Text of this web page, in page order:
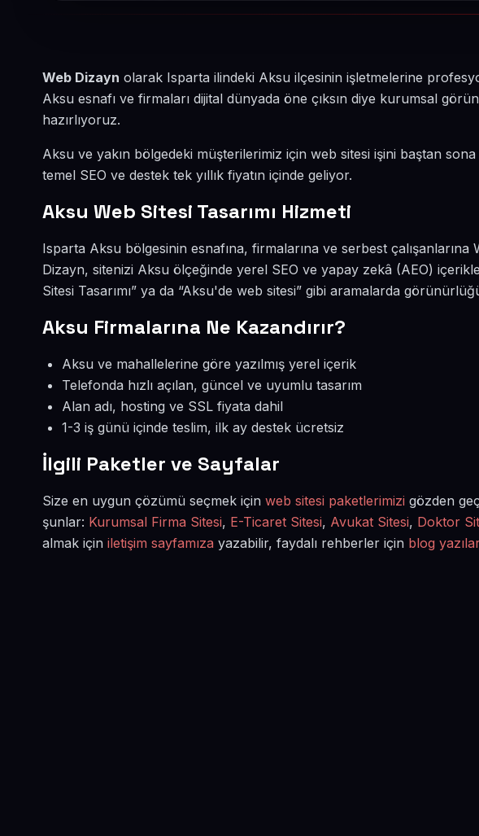
Web Dizayn olarak Isparta ilindeki Aksu ilçesinin işletmelerine
Aksu esnafı ve firmaları dijital dünyada öne çıksın diye kurumsal
hazırlıyoruz.
Aksu ve yakın bölgedeki müşterilerimiz için web sitesi işini baştan
temel SEO ve destek tek yıllık fiyatın içinde geliyor.
Aksu Web Sitesi Tasarımı Hizmeti
Isparta Aksu bölgesinin esnafına, firmalarına ve serbest çalışanlarına
Dizayn, sitenizi Aksu ölçeğinde yerel SEO ve yapay zekâ (AEO)
Sitesi Tasarımı” ya da “Aksu'de web sitesi” gibi aramalarda
Aksu Firmalarına Ne Kazandırır?
Aksu ve mahallelerine göre yazılmış yerel içerik
Telefonda hızlı açılan, güncel ve uyumlu tasarım
Alan adı, hosting ve SSL fiyata dahil
1-3 iş günü içinde teslim, ilk ay destek ücretsiz
İlgili Paketler ve Sayfalar
Size en uygun çözümü seçmek için web sitesi paketlerimizi gözden
şunlar: Kurumsal Firma Sitesi, E-Ticaret Sitesi, Avukat Sitesi, Doktor
almak için iletişim sayfamıza yazabilir, faydalı rehberler için blog